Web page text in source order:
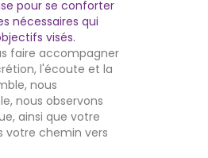
pour se conforter
nécessaires qui
visés.
faire accompagner
l'écoute et la
nous
nous observons
ainsi que votre
votre chemin vers